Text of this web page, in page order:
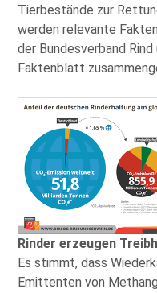
Tierbestände zur
werden relevante
der Bundesverband
Faktenblatt
Rinder erzeugen
Es stimmt, dass
Emittenten von